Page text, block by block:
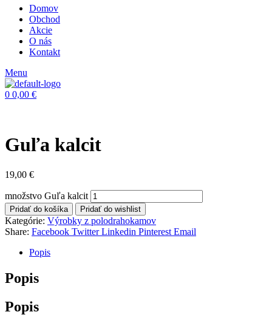
Domov
Obchod
Akcie
O nás
Kontakt
Menu
0 0,00 €
Guľa kalcit
19,00 €
množstvo Guľa kalcit
Pridať do košíka Pridať do wishlist
Kategórie: Výrobky z polodrahokamov
Share: Facebook Twitter Linkedin Pinterest Email
Popis
Popis
Popis